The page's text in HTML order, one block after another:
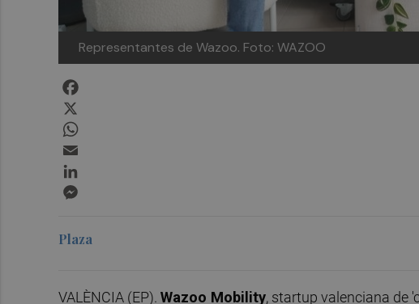
Representantes de Wazoo. Foto: WAZOO
Plaza
VALÈNCIA (EP). Wazoo Mobility, startup valenciana de